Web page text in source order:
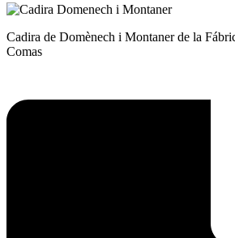
Cadira de Domènech i Montaner de la
Comas